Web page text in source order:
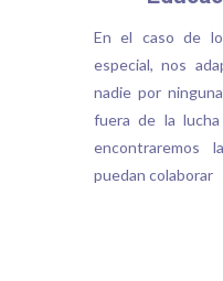
En el caso de
especial, nos
nadie por
fuera de la
encontraremos
puedan colaborar